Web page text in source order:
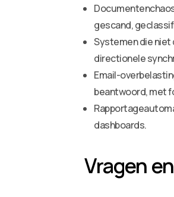
gescand,
Systemen die niet
directionele
Email-
beantwoord, met
dashboards.
Vragen